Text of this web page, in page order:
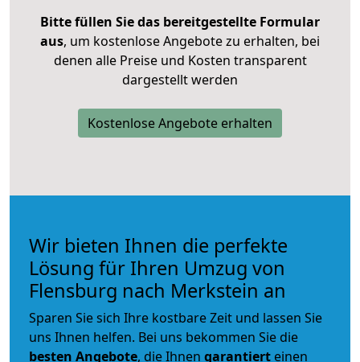
Bitte füllen Sie das bereitgestellte Formular
aus, um kostenlose Angebote zu erhalten, bei
denen alle Preise und Kosten transparent
dargestellt werden
Kostenlose Angebote erhalten
Wir bieten Ihnen die perfekte
Lösung für Ihren Umzug von
Flensburg nach Merkstein an
Sparen Sie sich Ihre kostbare Zeit und lassen Sie
uns Ihnen helfen. Bei uns bekommen Sie die
besten Angebote, die Ihnen garantiert einen